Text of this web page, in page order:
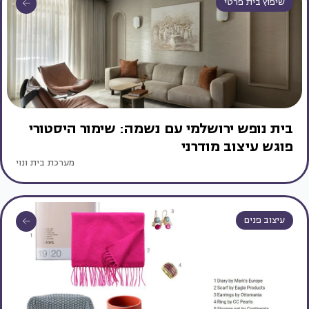
בית נופש ירושלמי עם נשמה: שימור היסטורי
פוגש עיצוב מודרני
מערכת בית ונוי
עיצוב פנים